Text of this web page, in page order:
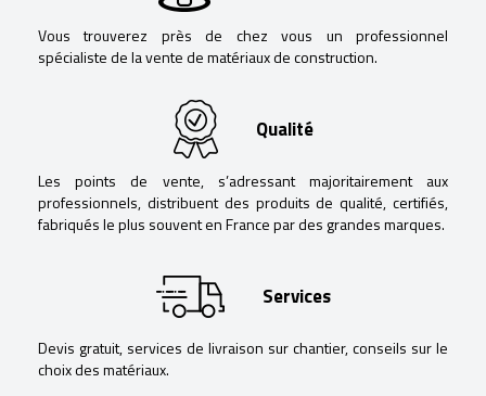
Vous trouverez près de chez vous un professionnel
spécialiste de la vente de matériaux de construction.
Qualité
Les points de vente, s’adressant majoritairement aux
professionnels, distribuent des produits de qualité, certifiés,
fabriqués le plus souvent en France par des grandes marques.
Services
Devis gratuit, services de livraison sur chantier, conseils sur le
choix des matériaux.